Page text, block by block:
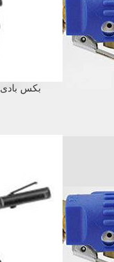
بکس بادی ۱/۲-۲ اینگرسولرند IR5982A1